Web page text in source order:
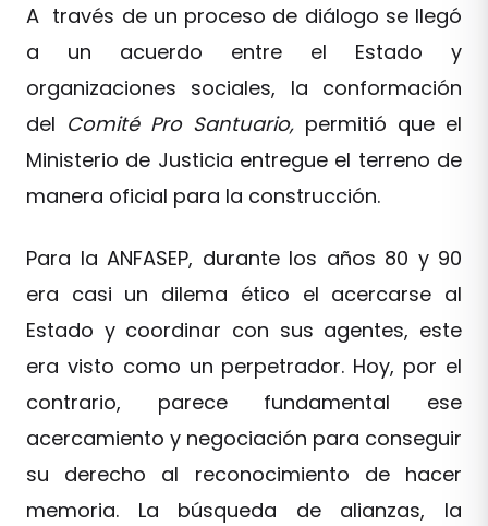
A través de un proceso de diálogo se llegó
a un acuerdo entre el Estado y
organizaciones sociales, la conformación
del Comité Pro Santuario, permitió que el
Ministerio de Justicia entregue el terreno de
manera oficial para la construcción.
Para la ANFASEP, durante los años 80 y 90
era casi un dilema ético el acercarse al
Estado y coordinar con sus agentes, este
era visto como un perpetrador. Hoy, por el
contrario, parece fundamental ese
acercamiento y negociación para conseguir
su derecho al reconocimiento de hacer
memoria. La búsqueda de alianzas, la